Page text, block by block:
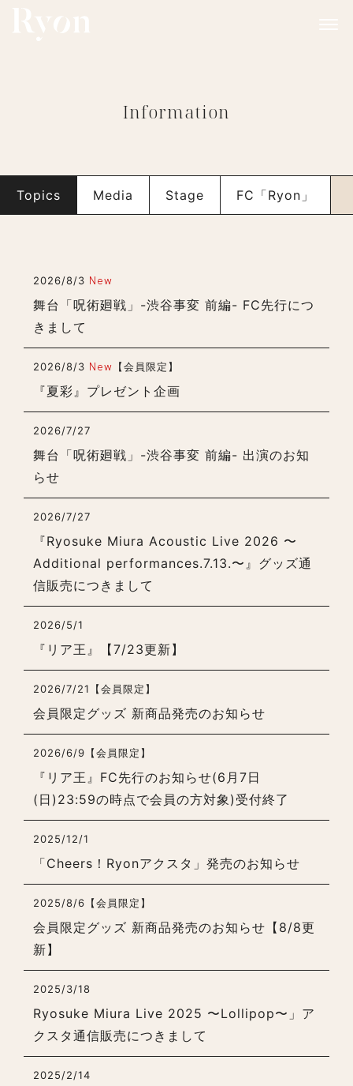
Information
Topics Media Stage FC「Ryon」
2026/8/3 New
舞台「呪術廻戦」-渋谷事変 前編- FC先行につ
きまして
2026/8/3 New 【会員限定】
『夏彩』プレゼント企画
2026/7/27
舞台「呪術廻戦」-渋谷事変 前編- 出演のお知
らせ
2026/7/27
『Ryosuke Miura Acoustic Live 2026 〜
Additional performances.7.13.〜』グッズ通
信販売につきまして
2026/5/1
『リア王』【7/23更新】
2026/7/21 【会員限定】
会員限定グッズ 新商品発売のお知らせ
2026/6/9 【会員限定】
『リア王』FC先行のお知らせ(6月7日
(日)23:59の時点で会員の方対象)受付終了
2025/12/1
「Cheers！Ryonアクスタ」発売のお知らせ
2025/8/6 【会員限定】
会員限定グッズ 新商品発売のお知らせ【8/8更
新】
2025/3/18
Ryosuke Miura Live 2025 〜Lollipop〜」ア
クスタ通信販売につきまして
2025/2/14